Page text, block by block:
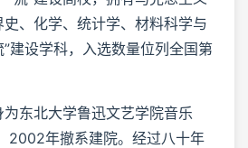
、化学、统计学、材料科学与
建设学科，入选数量位列全国第
东北大学鲁迅文艺学院音乐
2002年撤系建院。经过八十年